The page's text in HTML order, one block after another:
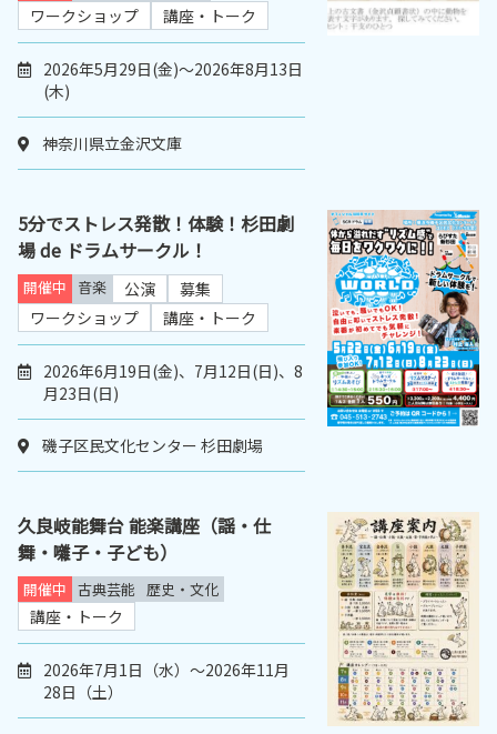
ワークショップ
講座・トーク
2026年5月29日(金)～2026年8月13日
(木)
神奈川県立金沢文庫
5分でストレス発散！体験！杉田劇
場 de ドラムサークル！
開催中 音楽 公演
募集
ワークショップ
講座・トーク
2026年6月19日(金)、7月12日(日)、8
月23日(日)
磯子区民文化センター 杉田劇場
久良岐能舞台 能楽講座（謡・仕
舞・囃子・子ども）
開催中 古典芸能 歴史・文化
講座・トーク
2026年7月1日（水）～2026年11月
28日（土）